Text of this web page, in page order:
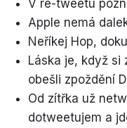
V re-tweetu
Apple nemá
Neříkej Hop,
Láska je, když si
obešli zpoždění
Od zítřka už
dotweetujem a